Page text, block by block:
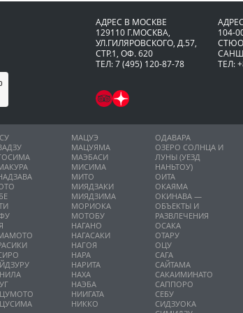
АДРЕС В МОСКВЕ
129110 Г.МОСКВА,
УЛ.ГИЛЯРОВСКОГО, Д.57,
СТР.1, ОФ. 620
ТЕЛ: 7 (495) 120-87-78
104-
ТЕЛ:
МАЦУЭ
МАЦУЯМА
МАЭБАСИ
МИСИМА
МИТО
МИЯДЗАКИ
МИЯДЗИМА
МОРИОКА
МОТОБУ
НАГАНО
НАГАСАКИ
НАГОЯ
НАРА
НАРИТА
НАХА
НАЭБА
НИИГАТА
НИККО
ОДАВАРА
ОЗЕРО СОЛНЦА И
ЛУНЫ (УЕЗД
НАНЬТОУ)
ОИТА
ОКАЯМА
ОКИНАВА —
ОБЪЕКТЫ И
РАЗВЛЕЧЕНИЯ
ОСАКА
ОТАРУ
ОЦУ
САГА
САЙТАМА
САКАИМИНАТО
САППОРО
СЕБУ
СИДЗУОКА